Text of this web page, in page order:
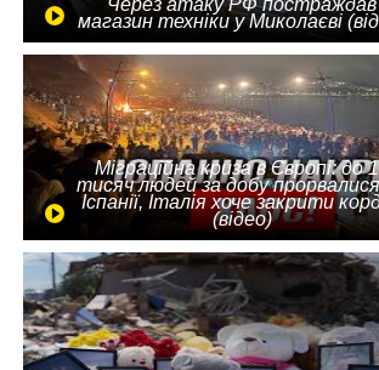
Через атаку РФ постраждав
магазин техніки у Миколаєві
Міграційна криза в Європі: до
тисяч людей за добу
Іспанії, Італія хоче закрити
(відео)